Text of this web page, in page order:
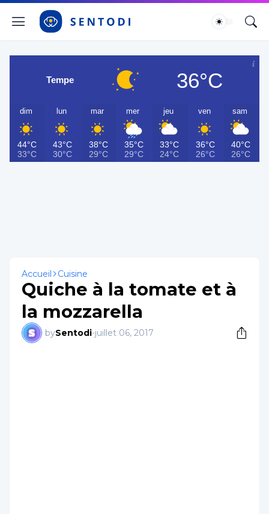
Tempe 36°C
dim
44°C
33°C
lun
43°C
30°C
mar
38°C
29°C
mer
35°C
29°C
jeu
33°C
24°C
ven
36°C
26°C
sam
40°C
26°C
Accueil Cuisine
Quiche à la tomate et à
la mozzarella
bySentodi-juillet 06, 2017